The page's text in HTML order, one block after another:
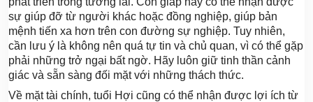
sự giúp đỡ từ người khác hoặc đồng nghiệp, giúp bản
mệnh tiến xa hơn trên con đường sự nghiệp. Tuy nhiên,
cần lưu ý là không nên quá tự tin và chủ quan, vì có thể gặp
phải những trở ngại bất ngờ. Hãy luôn giữ tinh thần cảnh
giác và sẵn sàng đối mặt với những thách thức.
Về mặt tài chính, tuổi Hợi cũng có thể nhận được lợi ích từ